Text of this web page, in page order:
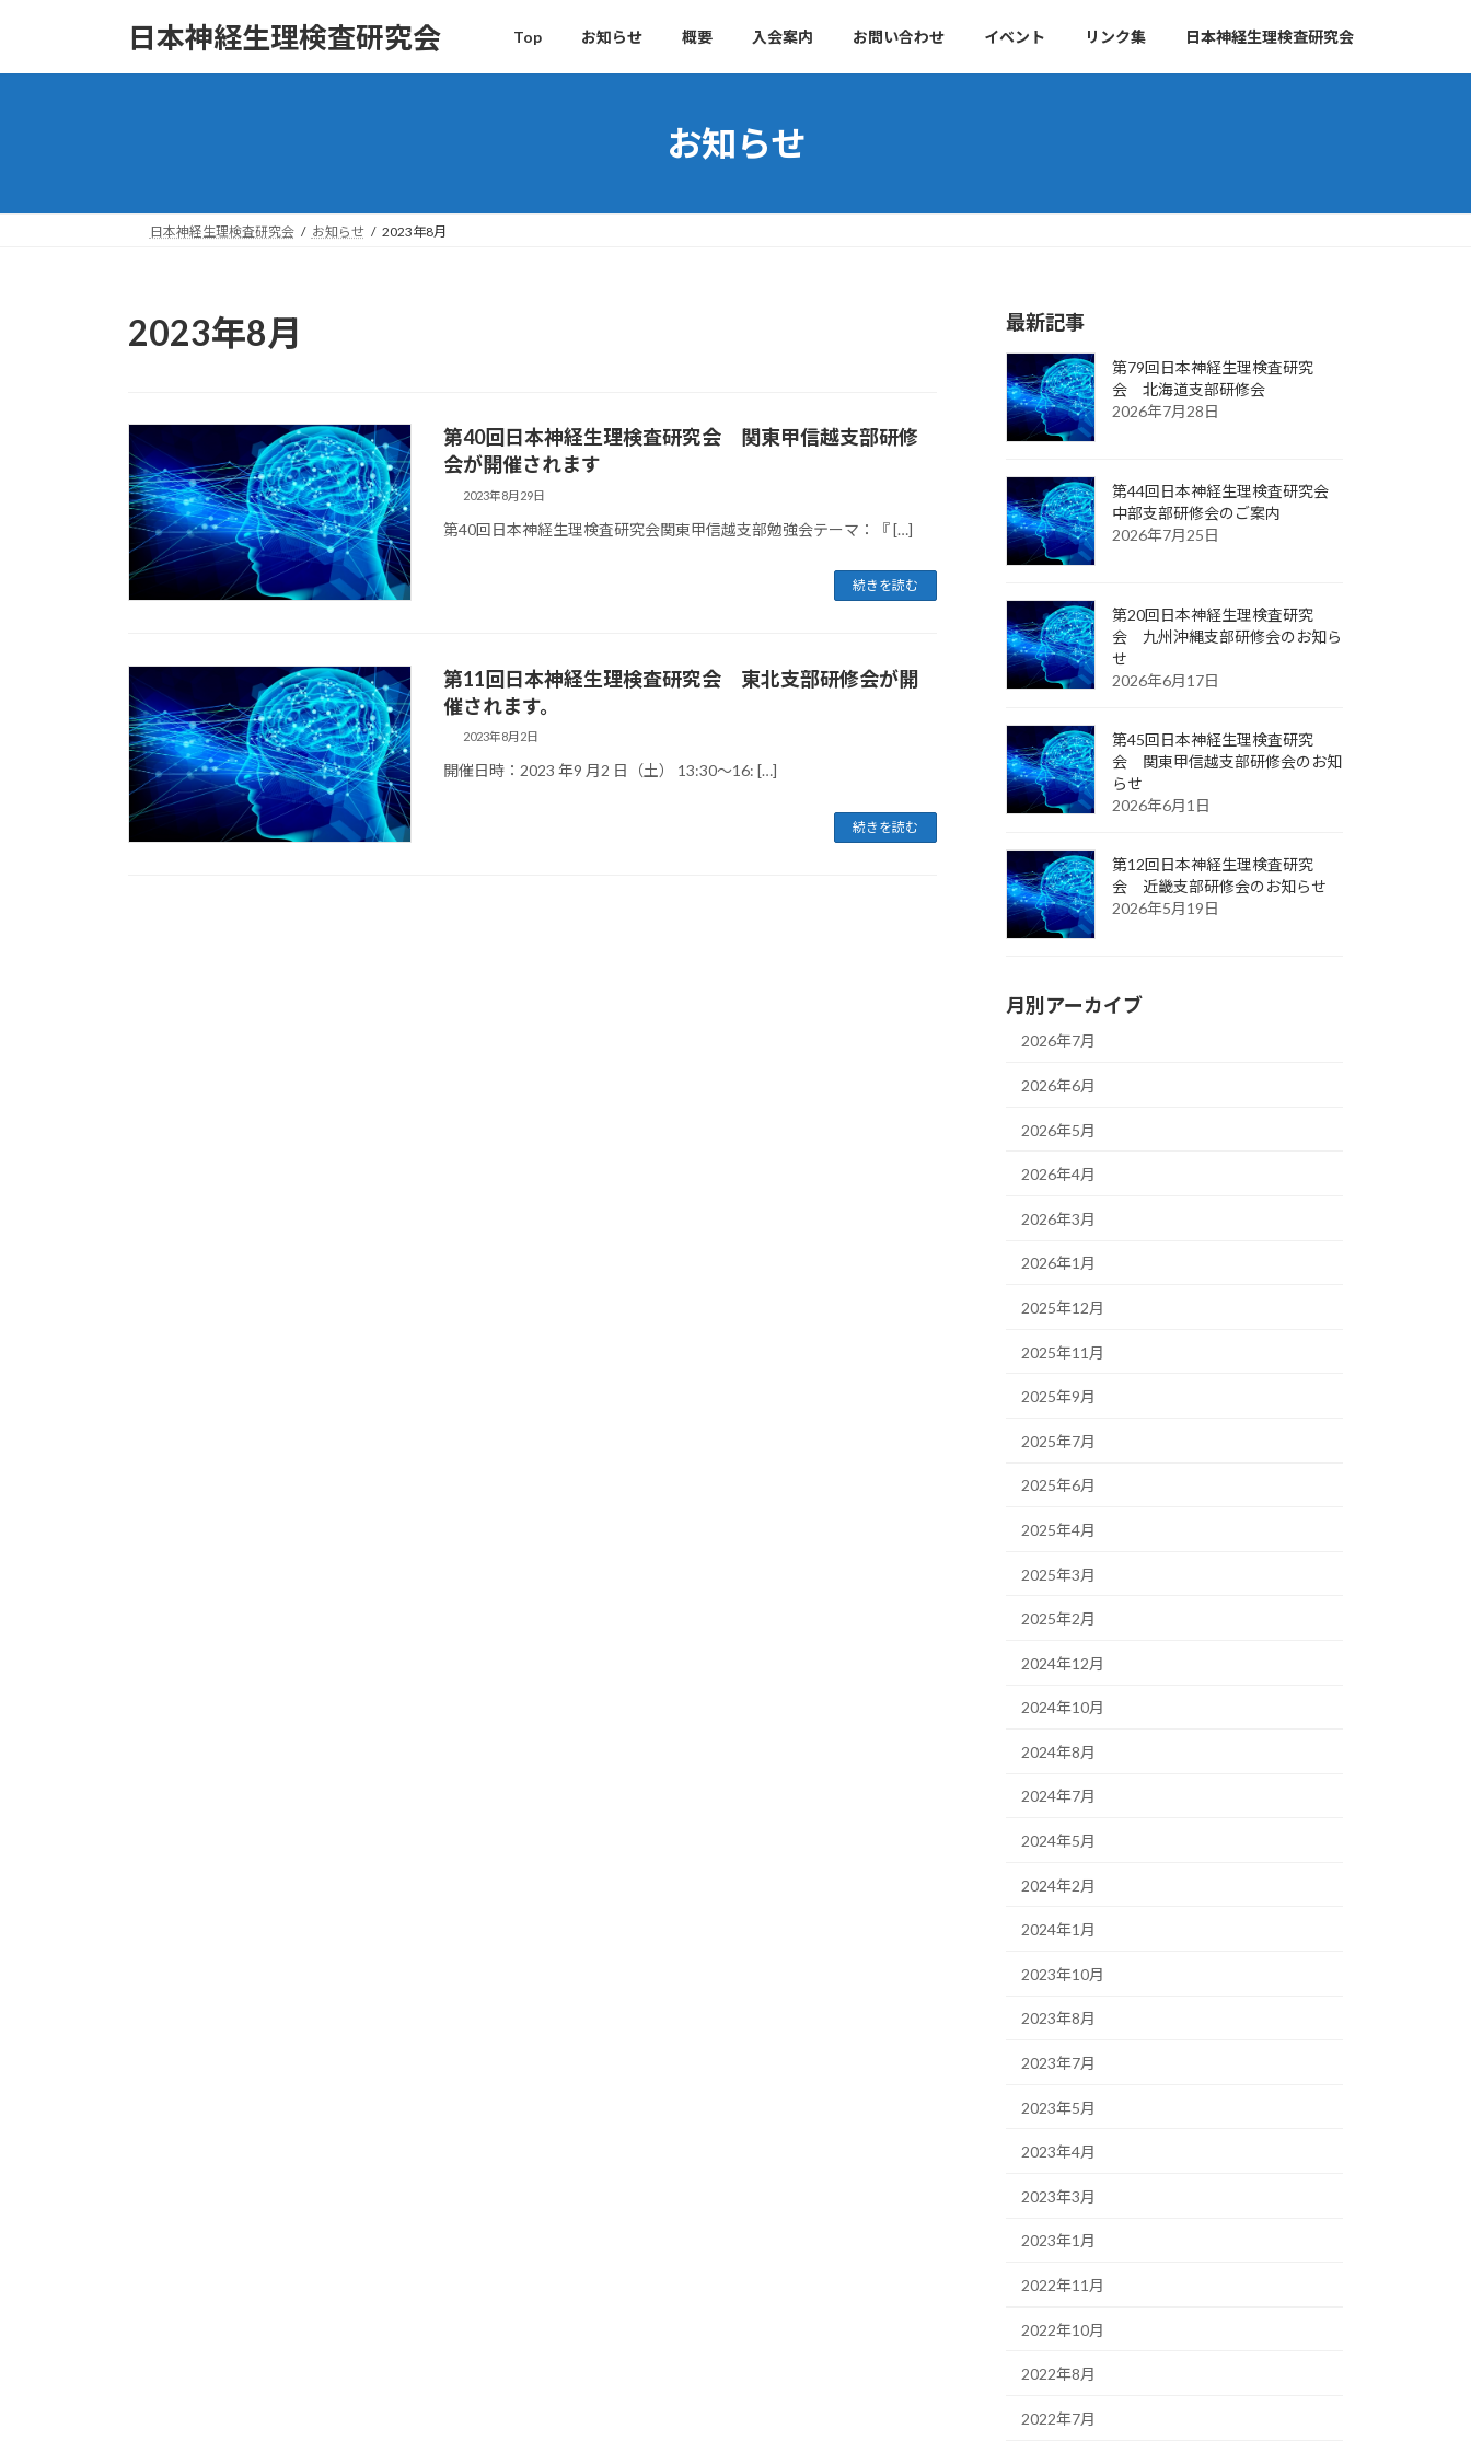
日本神経生理検査研究会 Top お知らせ 概要 入会案内 お問い合わせ イベント リンク集 日本神経生理検査研究会
お知らせ
日本神経生理検査研究会 お知らせ 2023年8月
2023年8月
第40回日本神経生理検査研究会 関東甲信越支部研修
会が開催されます
2023年8月29日
第40回日本神経生理検査研究会関東甲信越支部勉強会テーマ：『 […]
続きを読む
第11回日本神経生理検査研究会 東北支部研修会が開
催されます。
2023年8月2日
開催日時：2023 年9 月2 日（土） 13:30～16: […]
続きを読む
最新記事
第79回日本神経生理検査研究
会 北海道支部研修会
2026年7月28日
第44回日本神経生理検査研究会
中部支部研修会のご案内
2026年7月25日
第20回日本神経生理検査研究
会 九州沖縄支部研修会のお知ら
せ
2026年6月17日
第45回日本神経生理検査研究
会 関東甲信越支部研修会のお知
らせ
2026年6月1日
第12回日本神経生理検査研究
会 近畿支部研修会のお知らせ
2026年5月19日
月別アーカイブ
2026年7月
2026年6月
2026年5月
2026年4月
2026年3月
2026年1月
2025年12月
2025年11月
2025年9月
2025年7月
2025年6月
2025年4月
2025年3月
2025年2月
2024年12月
2024年10月
2024年8月
2024年7月
2024年5月
2024年2月
2024年1月
2023年10月
2023年8月
2023年7月
2023年5月
2023年4月
2023年3月
2023年1月
2022年11月
2022年10月
2022年8月
2022年7月